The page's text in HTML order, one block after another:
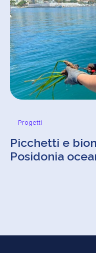
Progetti
Picchetti e
Posidonia